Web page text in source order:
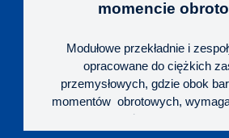
innych aplikacjach,
obrotów.
momencie
Modułowe przekładnie i
opracowane do ciężkich
przemysłowych, gdzie obok
momentów obrotowych,
niezawodność i żywotność